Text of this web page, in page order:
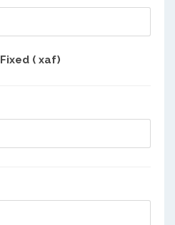
Fixed ( xaf)